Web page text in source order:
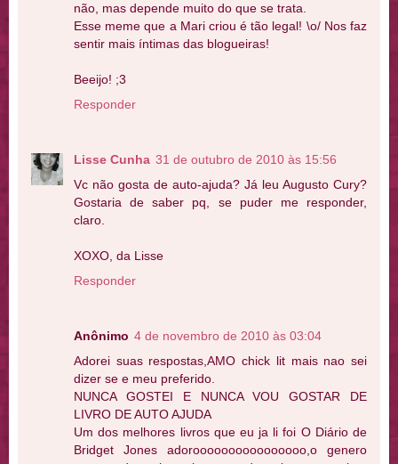
não, mas depende muito do que se trata.
Esse meme que a Mari criou é tão legal! \o/ Nos faz
sentir mais íntimas das blogueiras!
Beeijo! ;3
Responder
Lisse Cunha 31 de outubro de 2010 às 15:56
Vc não gosta de auto-ajuda? Já leu Augusto Cury?
Gostaria de saber pq, se puder me responder,
claro.
XOXO, da Lisse
Responder
Anônimo 4 de novembro de 2010 às 03:04
Adorei suas respostas,AMO chick lit mais nao sei
dizer se e meu preferido.
NUNCA GOSTEI E NUNCA VOU GOSTAR DE
LIVRO DE AUTO AJUDA
Um dos melhores livros que eu ja li foi O Diário de
Bridget Jones adoroooooooooooooooo,o genero